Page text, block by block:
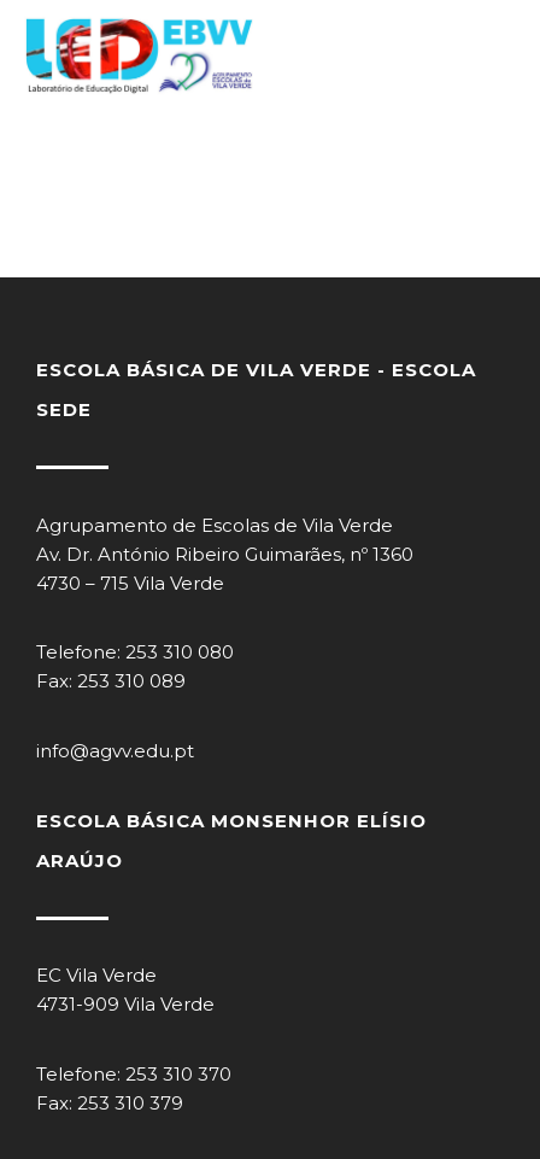
ESCOLA BÁSICA DE VILA VERDE - ESCOLA
SEDE
Agrupamento de Escolas de Vila Verde
Av. Dr. António Ribeiro Guimarães, nº 1360
4730 – 715 Vila Verde
Telefone: 253 310 080
Fax: 253 310 089
info@agvv.edu.pt
ESCOLA BÁSICA MONSENHOR ELÍSIO
ARAÚJO
EC Vila Verde
4731-909 Vila Verde
Telefone: 253 310 370
Fax: 253 310 379